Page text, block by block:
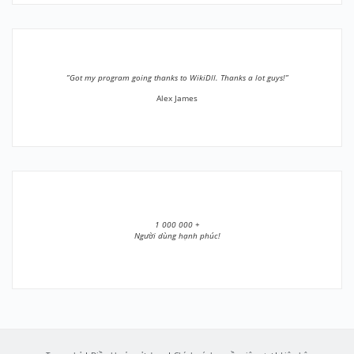
”Got my program going thanks to WikiDll. Thanks a lot guys!”
Alex James
1 000 000 +
Người dùng hạnh phúc!